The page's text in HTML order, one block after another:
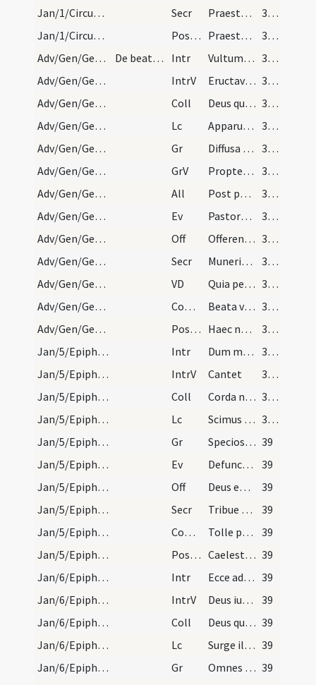
Jan/1/Circumcisio/M2/Mass Propers
Secr Praesta quaesumus Domine ut haec munera ... intelligentia consequamur.
38 (18r)
Jan/1/Circumcisio/M2/Mass Propers
Postcomm Praesta quaesumus Domine ut quod Salvatoris nostri iterata sollemnitate ... conferat medicinam.
38 (18r)
Adv/Gen/Gen/BMV/M2/Mass Propers
De beata Virgine. Intr Vultum tuum deprecabuntur
38 (18r)
Adv/Gen/Gen/BMV/M2/Mass Propers
IntrV Eructavit cor meum verbum bonum
38 (18r)
Adv/Gen/Gen/BMV/M2/Mass Propers
Coll Deus qui salutis aeternae beatae Mariae ... vitae suscipere.
38 (18r)
Adv/Gen/Gen/BMV/M2/Mass Propers
Lc Apparuit benignitas et humanitas Salvatoris nostri Dei (Tt 3)
38 (18r)
Adv/Gen/Gen/BMV/M2/Mass Propers
Gr Diffusa est gratia in labiis tuis
38 (18r)
Adv/Gen/Gen/BMV/M2/Mass Propers
GrV Propter veritatem et mansuetudinem
38 (18r)
Adv/Gen/Gen/BMV/M2/Mass Propers
All Post partum Virgo
38 (18r)
Adv/Gen/Gen/BMV/M2/Mass Propers
Ev Pastores loquebantur ad invicem (L)
38 (18r)
Adv/Gen/Gen/BMV/M2/Mass Propers
Off Offerentur regi virgines
38 (18r)
Adv/Gen/Gen/BMV/M2/Mass Propers
Secr Muneribus nostris quaesumus Domine precibusque ... clementer exudi.
38 (18r)
Adv/Gen/Gen/BMV/M2/Mass Propers
VD Quia per incarnati
38 (18r)
Adv/Gen/Gen/BMV/M2/Mass Propers
Comm Beata viscera Mariae
38 (18r)
Adv/Gen/Gen/BMV/M2/Mass Propers
Postcomm Haec nos Domine communio purget a crimine ... esse consortes.
38 (18r)
Jan/5/Epiphania (Vigilia)/M2/Mass Propers
Intr Dum medium
38 (18r)
Jan/5/Epiphania (Vigilia)/M2/Mass Propers
IntrV Cantet
38 (18r)
Jan/5/Epiphania (Vigilia)/M2/Mass Propers
Coll Corda nostra quaesumus Domine venturae festivitatis splendor illustret ... claritatis aeternae.
38 (18r)
Jan/5/Epiphania (Vigilia)/M2/Mass Propers
Lc Scimus quoniam quaecumque lex loquitur (R)
38 (18r)
Jan/5/Epiphania (Vigilia)/M2/Mass Propers
Gr Speciosus forma 39
Jan/5/Epiphania (Vigilia)/M2/Mass Propers
Ev Defuncto Herode ecce angelus Domini apparuit (Mt)
39
Jan/5/Epiphania (Vigilia)/M2/Mass Propers
Off Deus enim firmavit orbem terrae
39
Jan/5/Epiphania (Vigilia)/M2/Mass Propers
Secr Tribue quaesumus Domine ut eum praesentibus immolemus sacrificiis ... munera praelocuntur.
39
Jan/5/Epiphania (Vigilia)/M2/Mass Propers
Comm Tolle puerum
39
Jan/5/Epiphania (Vigilia)/M2/Mass Propers
Postcomm Caelesti lumine quaesumus Domine semper ... effectum. 39
Jan/6/Epiphania/M2/Mass Propers
Intr Ecce advenit dominator Dominus 39
Jan/6/Epiphania/M2/Mass Propers
IntrV Deus iudicium tuum regi
39
Jan/6/Epiphania/M2/Mass Propers
Coll Deus qui hodierna die Unigenitum tuum gentibus ... celsitudinis perducamur. 39
Jan/6/Epiphania/M2/Mass Propers
Lc Surge illuminare Ierusalem (Is) 39
Jan/6/Epiphania/M2/Mass Propers
Gr Omnes de Saba venient 39